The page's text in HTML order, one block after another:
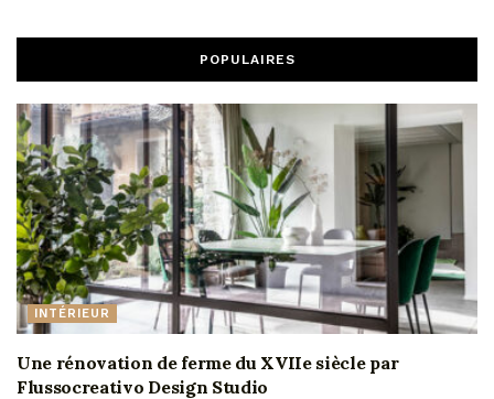
POPULAIRES
INTÉRIEUR
Une rénovation de ferme du XVIIe siècle par
Flussocreativo Design Studio